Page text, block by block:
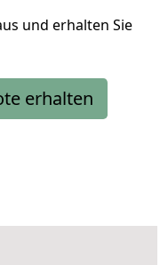
und erhalten Sie
erhalten